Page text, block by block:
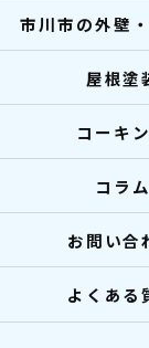
市川市の外壁
屋根塗
コーキ
コラム
お問い合
よくある